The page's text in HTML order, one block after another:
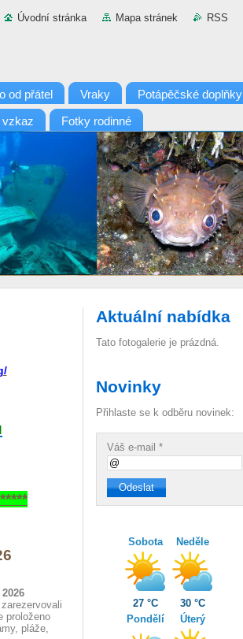
Úvodní stránka Mapa stránek RSS
od přátel Vraky Potápěčské doplňky
vzkaz Fotky rodinné
proloženo
pláže,
Aktuální nabídka
Tato fotogalerie je prázdná.
Novinky
Přihlaste se k odběru novinek:
Váš e-mail *
Sobota
27 °C
Neděle
30 °C
Pondělí
Úterý